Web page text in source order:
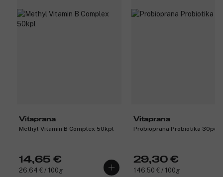
Vitaprana
Methyl Vitamin B Complex 50kpl
14,65 €
26,64 € / 100g
Vitaprana
Probioprana Probiotika 30pcs
29,30 €
146,50 € / 100g